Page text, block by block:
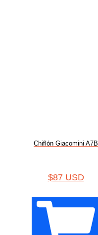
Chiflón Giacomini A7B
$87 USD